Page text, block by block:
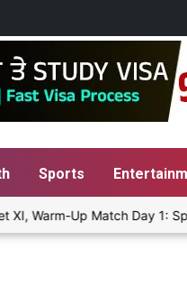
Sports
Warm-Up Match Day 1: